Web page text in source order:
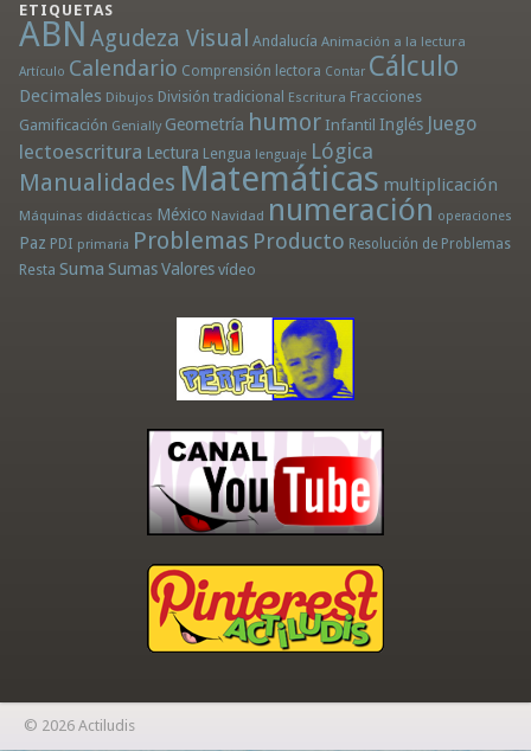
ETIQUETAS
ABN Agudeza Visual Andalucía Animación a la lectura
Artículo Calendario Comprensión lectora Contar Cálculo
Decimales Dibujos División tradicional Escritura Fracciones
Gamificación Genially Geometría humor Infantil Inglés Juego
lectoescritura Lectura Lengua lenguaje Lógica
Manualidades Matemáticas multiplicación
Máquinas didácticas México Navidad numeración operaciones
Paz PDI primaria Problemas Producto Resolución de Problemas
Resta Suma Sumas Valores vídeo
© 2026 Actiludis